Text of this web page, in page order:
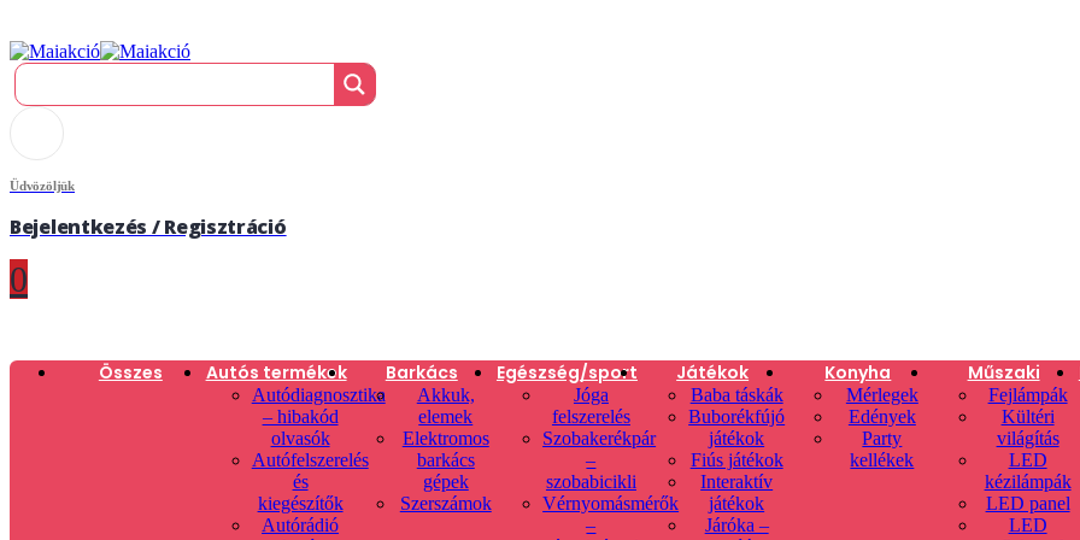
Üdvözöljük
Bejelentkezés / Regisztráció
0
Összes Autós termékek
Autódiagnosztika
– hibakód
olvasók
Autófelszerelés
és
kiegészítők
Autórádió
Barkács
Akkuk,
elemek
Elektromos
barkács
gépek
Szerszámok
Egészség/sport
Jóga
felszerelés
Szobakerékpár
–
szobabicikli
Vérnyomásmérők
–
Játékok
Baba táskák
Buborékfújó
játékok
Fiús játékok
Interaktív
játékok
Járóka –
Konyha
Mérlegek
Edények
Party
kellékek
Műszaki
Fejlámpák
Kültéri
világítás
LED
kézilámpák
LED panel
LED